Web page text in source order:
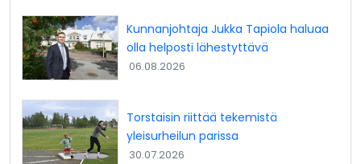
Kunnanjohtaja Jukka Tapiola haluaa
olla helposti lähestyttävä
06.08.2026
Torstaisin riittää tekemistä
yleisurheilun parissa
30.07.2026